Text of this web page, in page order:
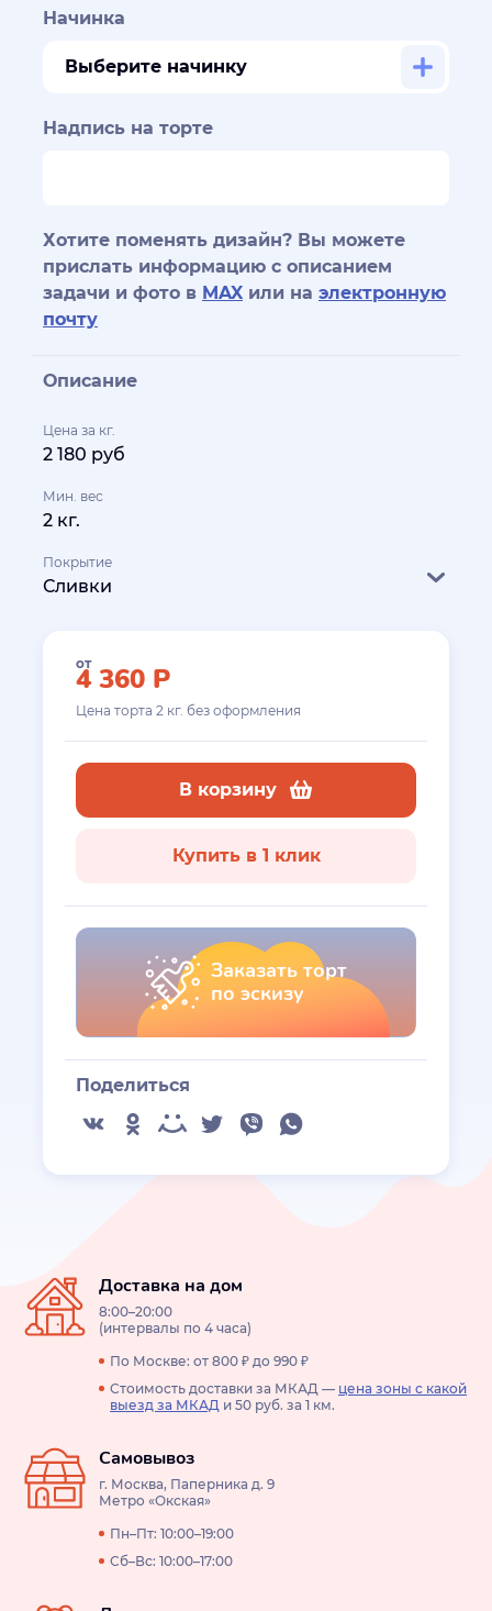
Начинка
Выберите начинку
Надпись на торте
Хотите поменять дизайн? Вы можете
прислать информацию с описанием
задачи и фото в MAX или на электронную
почту
Описание
Цена за кг.
2 180 руб
Мин. вес
2 кг.
Покрытие
Сливки
от
4 360 Р
Цена торта 2 кг. без оформления
В корзину
Купить в 1 клик
Заказать торт
по эскизу
Поделиться
Доставка на дом
8:00–20:00
(интервалы по 4 часа)
По Москве: от 800 ₽ до 990 ₽
Стоимость доставки за МКАД — цена зоны с какой
выезд за МКАД и 50 руб. за 1 км.
Самовывоз
г. Москва, Паперника д. 9
Метро «Окская»
Пн–Пт: 10:00–19:00
Сб–Вс: 10:00–17:00